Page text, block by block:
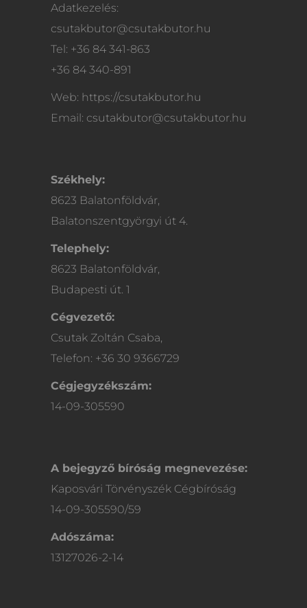
Adatkezelés:
csutakbutor@csutakbutor.hu
Tel: +36 84 341-863
+36 84 340-891
Web: https://csutakbutor.hu
Email: csutakbutor@csutakbutor.hu
Székhely:
8623 Balatonföldvár,
Balatonszentgyörgyi út 4.
Telephely:
8623 Balatonföldvár,
Budapesti út. 1
Cégvezető:
Csutak Zoltán Csaba,
Telefon: +36 30 9366729
Cégjegyzékszám:
14-09-305590
A bejegyző bíróság megnevezése:
Kaposvári Törvényszék Cégbíróság
14-09-305590/59
Adószáma:
13127026-2-14